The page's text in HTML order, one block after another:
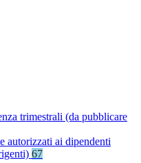
trimestrali (da pubblicare
autorizzati ai dipendenti
67